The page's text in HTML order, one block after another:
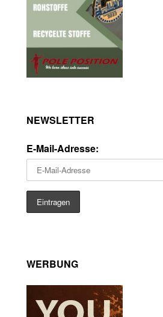
NEWSLETTER
E-Mail-Adresse:
WERBUNG